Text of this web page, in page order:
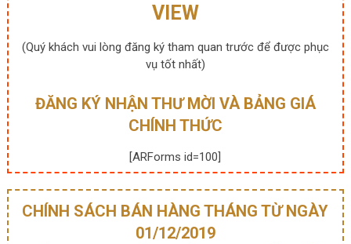
VIEW
(Quý khách vui lòng đăng ký tham quan trước để được phục
vụ tốt nhất)
ĐĂNG KÝ NHẬN THƯ MỜI VÀ BẢNG GIÁ
CHÍNH THỨC
[ARForms id=100]
CHÍNH SÁCH BÁN HÀNG THÁNG TỪ NGÀY
01/12/2019